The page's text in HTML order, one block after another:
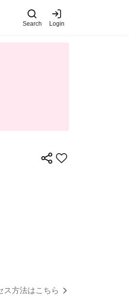
Search Login
ス方法はこちら